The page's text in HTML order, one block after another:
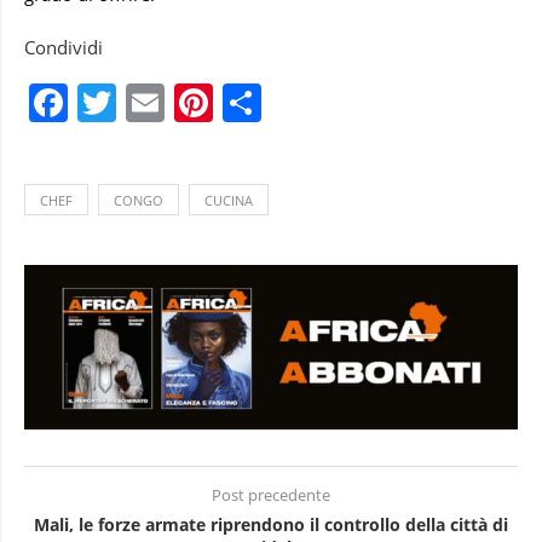
Condividi
Facebook
Twitter
EmailPinterest
CHEF CONGO CUCINA
Post precedente
Mali, le forze armate riprendono il controllo della città di